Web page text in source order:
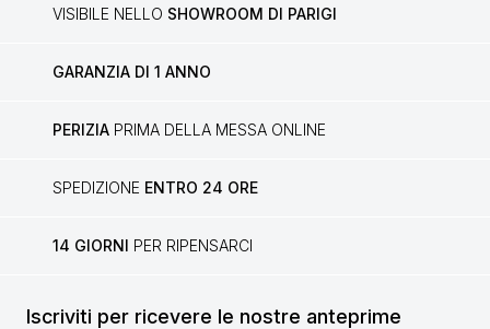
VISIBILE NELLO SHOWROOM DI PARIGI
GARANZIA DI 1 ANNO
PERIZIA PRIMA DELLA MESSA ONLINE
SPEDIZIONE ENTRO 24 ORE
14 GIORNI PER RIPENSARCI
Iscriviti per ricevere le nostre anteprime